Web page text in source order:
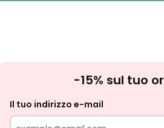
-15% sul tuo
Il tuo indirizzo e-mail